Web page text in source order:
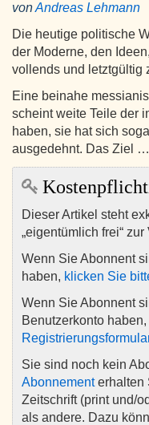
vonAndreas Lehmann
Die heutige politische
der Moderne, den
vollends und letztgültig
Eine beinahe
scheint weite Teile der
haben, sie hat sich
ausgedehnt. Das Ziel …
Dieser Artikel steht
„eigentümlich frei“ zur
Wenn Sie Abonnent
haben, klicken Sie
Wenn Sie Abonnent
Benutzerkonto
Sie sind noch kein
Abonnementerhalten
Zeitschrift (print und/
als andere. Dazu